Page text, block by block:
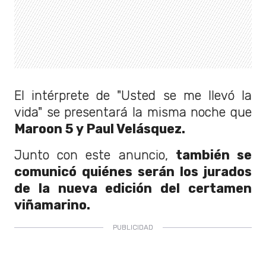
El intérprete de "Usted se me llevó la
vida" se presentará la misma noche que
Maroon 5 y Paul Velásquez.
Junto con este anuncio, también se
comunicó quiénes serán los jurados
de la nueva edición del certamen
viñamarino.